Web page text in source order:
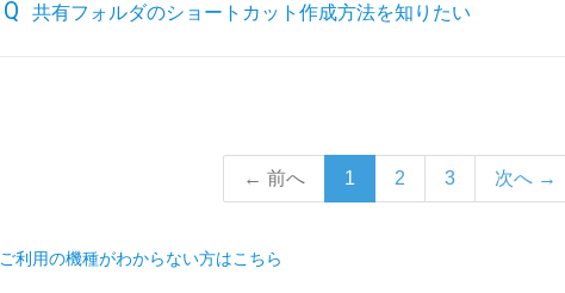
共有フォルダのショートカット作成方法を知りたい
← 前へ 1 2 3 次へ →
ご利用の機種がわからない方はこちら